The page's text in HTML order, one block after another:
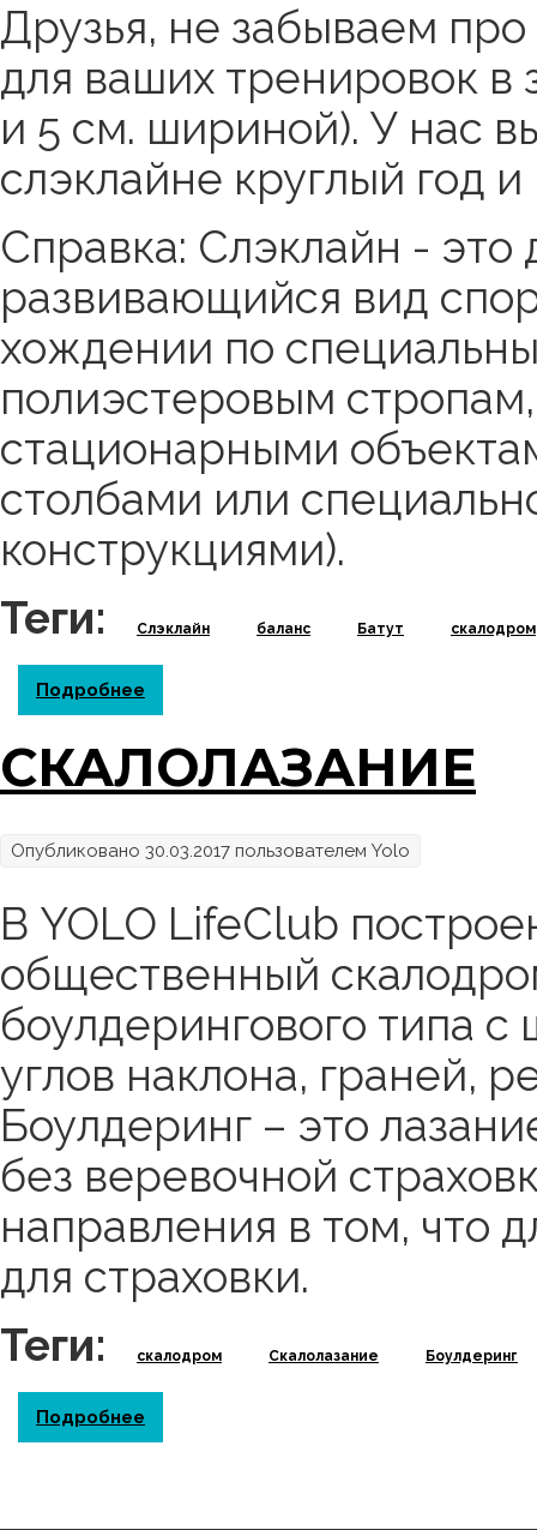
Друзья, не забываем
для ваших тренировок в
и 5 см. шириной). У нас
слэклайне круглый год
Справка: Слэклайн - это
развивающийся вид
хождении по
полиэстеровым
стационарными
столбами или
конструкциями).
Теги:
Слэклайн баланс Батут скалодром
Подробнее
СКАЛОЛАЗАНИЕ
Опубликовано 30.03.2017 пользователем Yolo
В YOLO LifeClub
общественный
боулдерингового типа
углов наклона, граней,
Боулдеринг – это
без веревочной
направления в том, что
для страховки.
Теги:
скалодром Скалолазание Боулдеринг
Подробнее